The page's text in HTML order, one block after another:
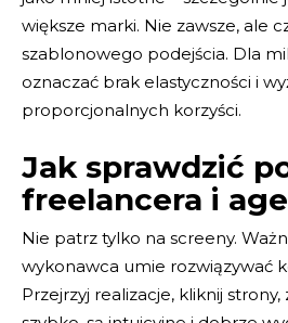
większe marki. Nie zawsze, ale
szablonowego podejścia. Dla
oznaczać brak elastyczności i
proporcjonalnych korzyści.
Jak sprawdzić
freelancera i
Nie patrz tylko na screeny.
wykonawca umie rozwiązywać
Przejrzyj realizacje, kliknij strony,